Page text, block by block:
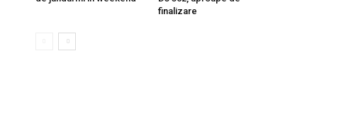
finalizare